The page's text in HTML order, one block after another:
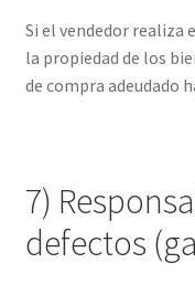
Si el vendedor realiza
la propiedad de los
de compra adeudado
7)
defectos